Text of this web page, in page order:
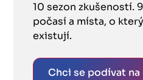
10 sezon zkušeností.
počasí a místa, o
existují.
Chci se podívat